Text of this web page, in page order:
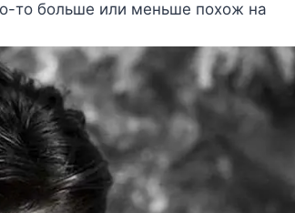
то больше или меньше похож на